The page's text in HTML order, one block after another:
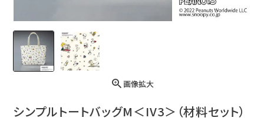
画像拡大
シンプルトートバッグM＜IV3＞（材料セット）